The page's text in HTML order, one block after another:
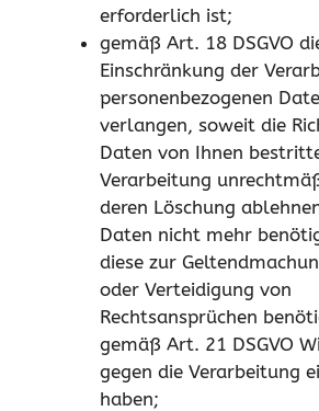
erforderlich ist;
gemäß Art. 18 DSGVO
Einschränkung der
personenbezogenen
verlangen, soweit die
Daten von Ihnen
Verarbeitung
deren Löschung
Daten nicht mehr
diese zur
oder Verteidigung von
Rechtsansprüchen
gemäß Art. 21 DSGVO
gegen die Verarbeitung
haben;